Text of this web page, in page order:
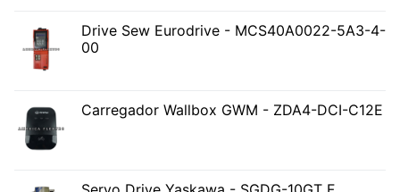
Drive Sew Eurodrive - MCS40A0022-5A3-4-
00
Carregador Wallbox GWM - ZDA4-DCI-C12E